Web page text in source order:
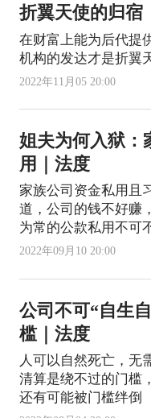
折翼天使的归宿
在财富上能为后代提
机构的发达才是折翼
2022年11月05 20:00
姐夫为何入狱：
用｜法度
家族公司资金私用且
道，公司的钱不好赚
为常的公款私用不可
2022年09月10 20:00
公司不可“自生
槛｜法度
人可以自然死亡，无
清算是绕不过的门槛
还有可能被门槛绊倒